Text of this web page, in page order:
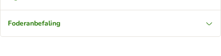
Foderanbefaling